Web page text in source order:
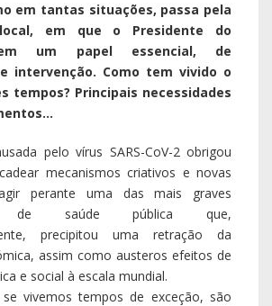
em tantas situações, passa pela
em que o Presidente do
um papel essencial, de
intervenção. Como tem vivido o
tempos? Principais necessidades
pelo vírus SARS-CoV-2 obrigou
mecanismos criativos e novas
perante uma das mais graves
de saúde pública que,
precipitou uma retração da
assim como austeros efeitos de
e social à escala mundial.
vivemos tempos de exceção, são